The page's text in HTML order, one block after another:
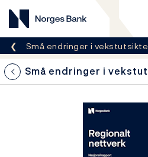
Norges Bank
Her er du nå:
Små endringer i
Små endringer i